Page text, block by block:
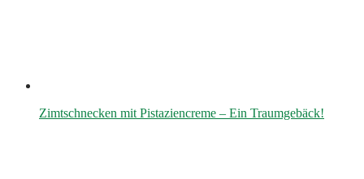
Zimtschnecken mit Pistaziencreme – Ein Traumgebäck!